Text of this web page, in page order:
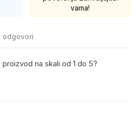
vama!
odgovori
na skali od 1 do 5?